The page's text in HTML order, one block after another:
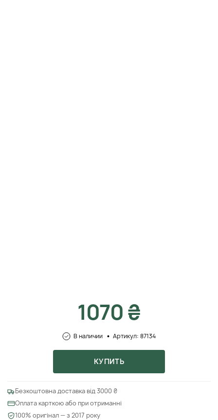
1070 ₴
В наличии Артикул: 87134
КУПИТЬ
Безкоштовна доставка від 3000 ₴
Оплата карткою або при отриманні
100% оригінал — з 2017 року